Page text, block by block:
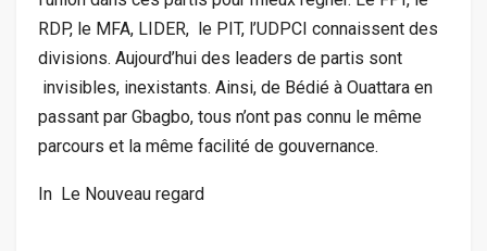
RDP, le MFA, LIDER, le PIT, l’UDPCI connaissent des
divisions. Aujourd’hui des leaders de partis sont
invisibles, inexistants. Ainsi, de Bédié à Ouattara en
passant par Gbagbo, tous n’ont pas connu le même
parcours et la même facilité de gouvernance.
In Le Nouveau regard